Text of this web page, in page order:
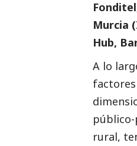
Murcia
Hub,
A lo
rural,